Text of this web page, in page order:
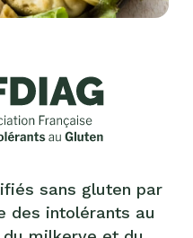
sans gluten par
des intolérants au